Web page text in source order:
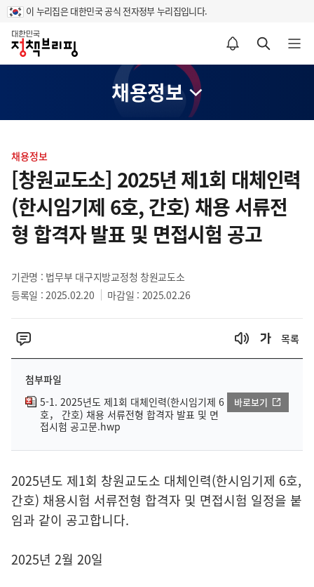
이 누리집은 대한민국 공식 전자정부 누리집입니다.
홈
알림설정 바로가기 검색 바로가기 메뉴 열기
채용정보
텐
츠
영
역
채용정보
[창원교도소] 2025년 제1회 대체인력
(한시임기제 6호, 간호) 채용 서류전
형 합격자 발표 및 면접시험 공고
기관명 : 법무부 대구지방교정청 창원교도소
등록일 : 2025.02.20
마감일 : 2025.02.26
목록
첨부파일
5-1. 2025년도 제1회 대체인력(한시임기제 6
호， 간호) 채용 서류전형 합격자 발표 및 면
접시험 공고문.hwp
바로보기
2025년도 제1회 창원교도소 대체인력(한시임기제 6호,
간호) 채용시험 서류전형 합격자 및 면접시험 일정을 붙
임과 같이 공고합니다.
2025년 2월 20일